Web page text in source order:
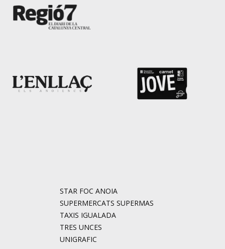
STAR FOC ANOIA
SUPERMERCATS SUPERMAS
TAXIS IGUALADA
TRES UNCES
UNIGRAFIC